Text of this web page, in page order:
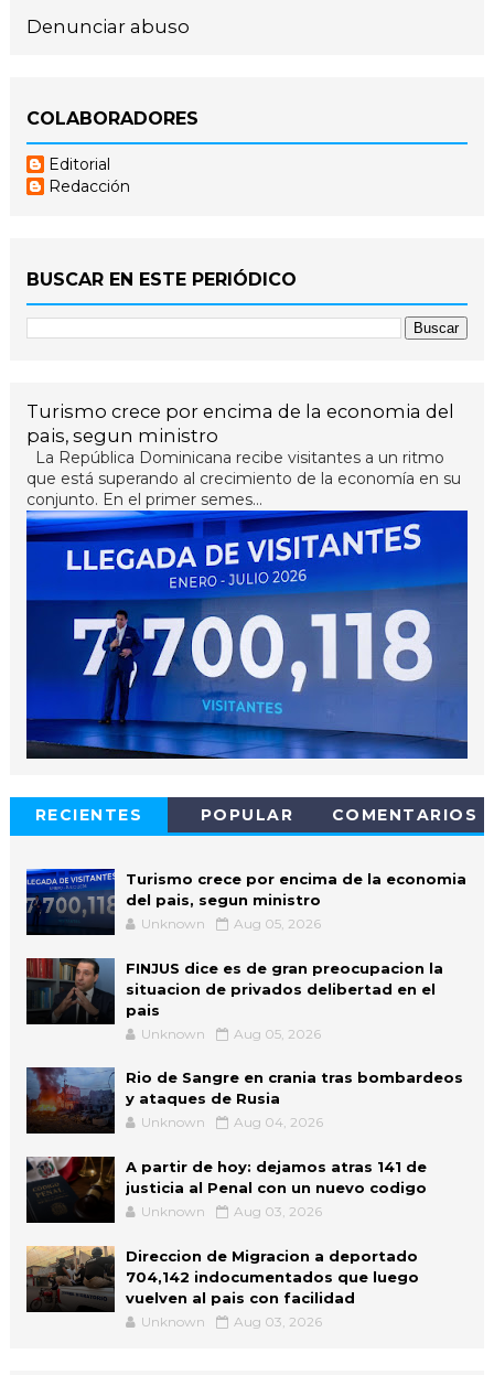
Denunciar abuso
COLABORADORES
Editorial
Redacción
BUSCAR EN ESTE PERIÓDICO
Turismo crece por encima de la economia del
pais, segun ministro
La República Dominicana recibe visitantes a un ritmo
que está superando al crecimiento de la economía en su
conjunto. En el primer semes...
RECIENTES POPULAR COMENTARIOS
Turismo crece por encima de la economia
del pais, segun ministro
Unknown Aug 05, 2026
FINJUS dice es de gran preocupacion la
situacion de privados delibertad en el
pais
Unknown Aug 05, 2026
Rio de Sangre en crania tras bombardeos
y ataques de Rusia
Unknown Aug 04, 2026
A partir de hoy: dejamos atras 141 de
justicia al Penal con un nuevo codigo
Unknown Aug 03, 2026
Direccion de Migracion a deportado
704,142 indocumentados que luego
vuelven al pais con facilidad
Unknown Aug 03, 2026